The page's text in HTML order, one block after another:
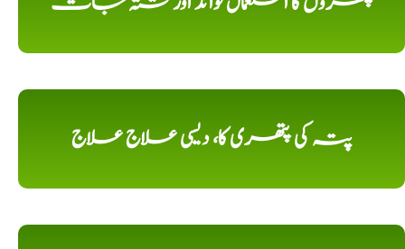
پتہ کی پتھری کا، دیسی علاج علاج